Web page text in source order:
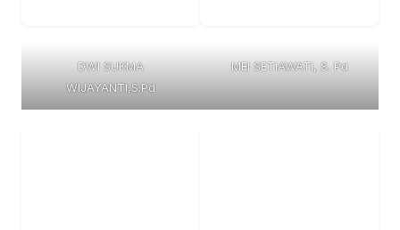
DWI SUKMA
WIJAYANTI,S.Pd
MEI SETIAWATI, S. Pd